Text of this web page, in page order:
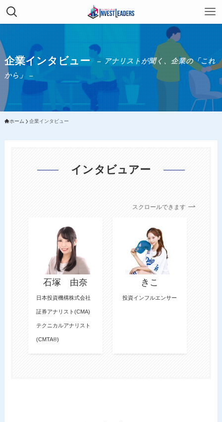
企業インタビュー
– アナリストが聞く、企業の「これ
から」 –
ホーム 企業インタビュー
インタビュアー
スクロールできます
石塚 由奈
日本投資機構株式会社
証券アナリスト(CMA)
テクニカルアナリスト
(CMTA®)
きこ
投資インフルエンサー